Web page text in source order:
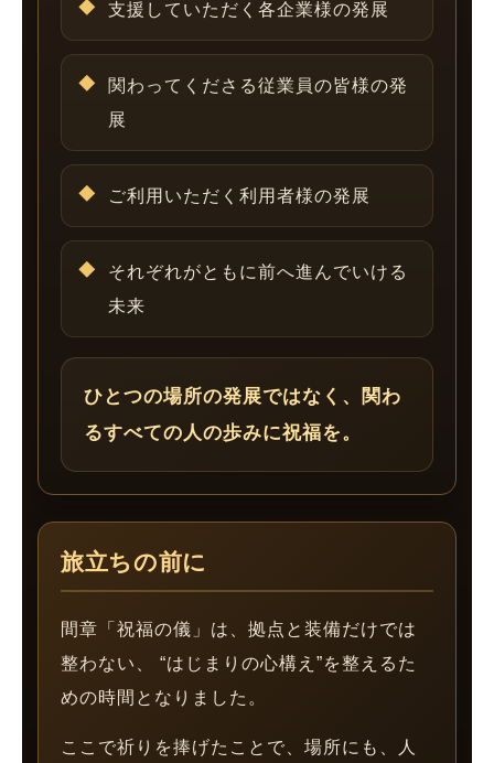
支援していただく各企業様の発展
関わってくださる従業員の皆様の発
展
ご利用いただく利用者様の発展
それぞれがともに前へ進んでいける
未来
ひとつの場所の発展ではなく、関わ
るすべての人の歩みに祝福を。
旅立ちの前に
間章「祝福の儀」は、拠点と装備だけでは
整わない、 “はじまりの心構え”を整えるた
めの時間となりました。
ここで祈りを捧げたことで、場所にも、人